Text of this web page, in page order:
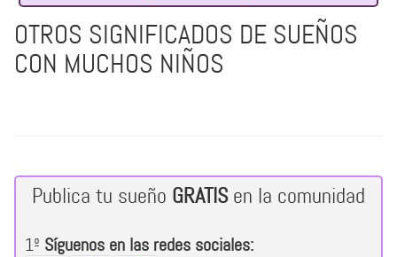
OTROS SIGNIFICADOS DE SUEÑOS
CON MUCHOS NIÑOS
Publica tu sueño GRATISen la comunidad
1º Síguenos en las redes sociales: